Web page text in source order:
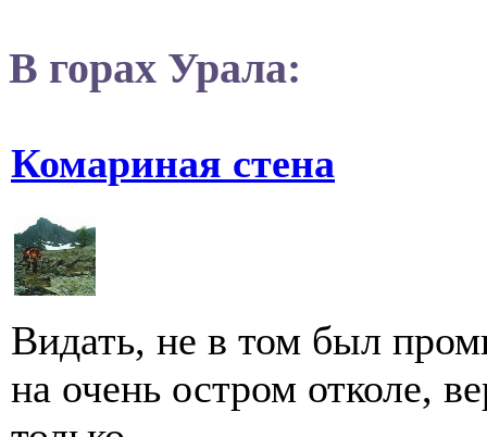
В горах Урала:
Комариная стена
Видать, не в том был
на очень остром отколе,